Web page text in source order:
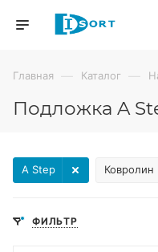
Главная — Каталог —
Подложка A
Ковролин
A Step
ФИЛЬТР